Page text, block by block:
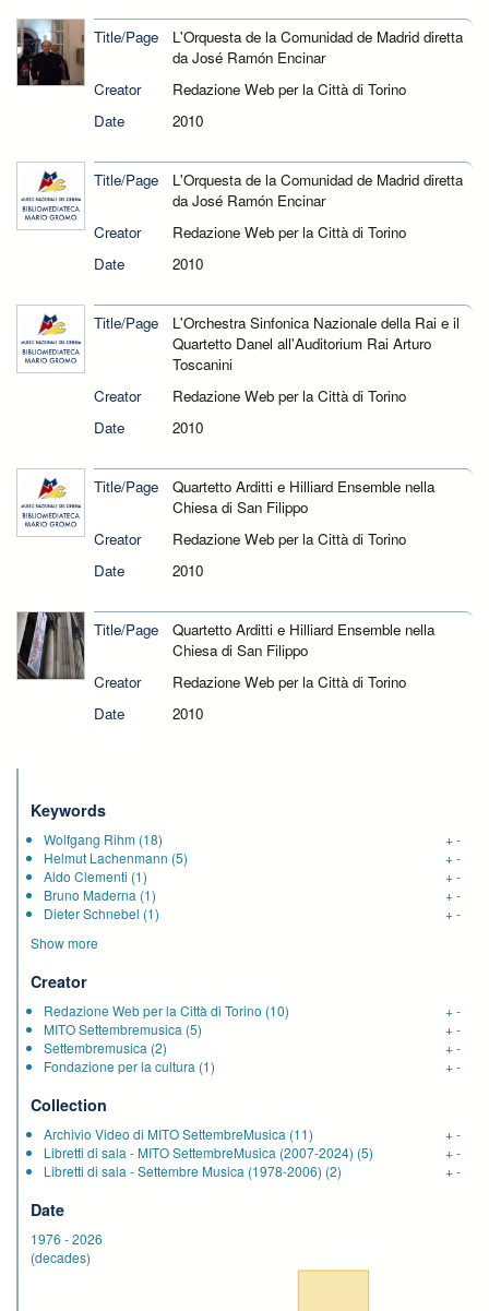
Title/Page
L'Orquesta de la Comunidad de Madrid diretta
da José Ramón Encinar
Creator
Redazione Web per la Città di Torino
Date
2010
Title/Page
L'Orquesta de la Comunidad de Madrid diretta
da José Ramón Encinar
Creator
Redazione Web per la Città di Torino
Date
2010
Title/Page
L'Orchestra Sinfonica Nazionale della Rai e il
Quartetto Danel all'Auditorium Rai Arturo
Toscanini
Creator
Redazione Web per la Città di Torino
Date
2010
Title/Page
Quartetto Arditti e Hilliard Ensemble nella
Chiesa di San Filippo
Creator
Redazione Web per la Città di Torino
Date
2010
Title/Page
Quartetto Arditti e Hilliard Ensemble nella
Chiesa di San Filippo
Creator
Redazione Web per la Città di Torino
Date
2010
Keywords
Wolfgang Rihm (18) +-
Helmut Lachenmann (5) +-
Aldo Clementi (1) +-
Bruno Maderna (1) +-
Dieter Schnebel (1) +-
Show more
Creator
Redazione Web per la Città di Torino (10) +-
MITO Settembremusica (5) +-
Settembremusica (2) +-
Fondazione per la cultura (1) +-
Collection
Archivio Video di MITO SettembreMusica (11) +-
Libretti di sala - MITO SettembreMusica (2007-2024) (5) +-
Libretti di sala - Settembre Musica (1978-2006) (2) +-
Date
1976 -2026
(decades)